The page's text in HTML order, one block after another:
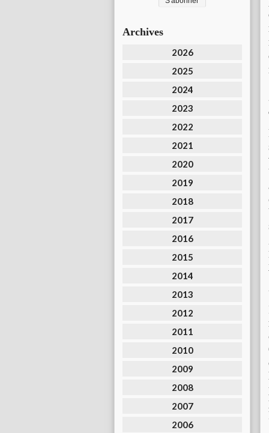
Archives
2026
2025
2024
2023
2022
2021
2020
2019
2018
2017
2016
2015
2014
2013
2012
2011
2010
2009
2008
2007
2006